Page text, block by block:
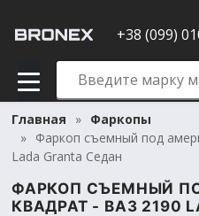
+38 (099)
Главная
Фаркопы
Фаркоп съемный под
Lada Granta Седан
ФАРКОП СЪЕМНЫЙ
КВАДРАТ - ВАЗ 2190